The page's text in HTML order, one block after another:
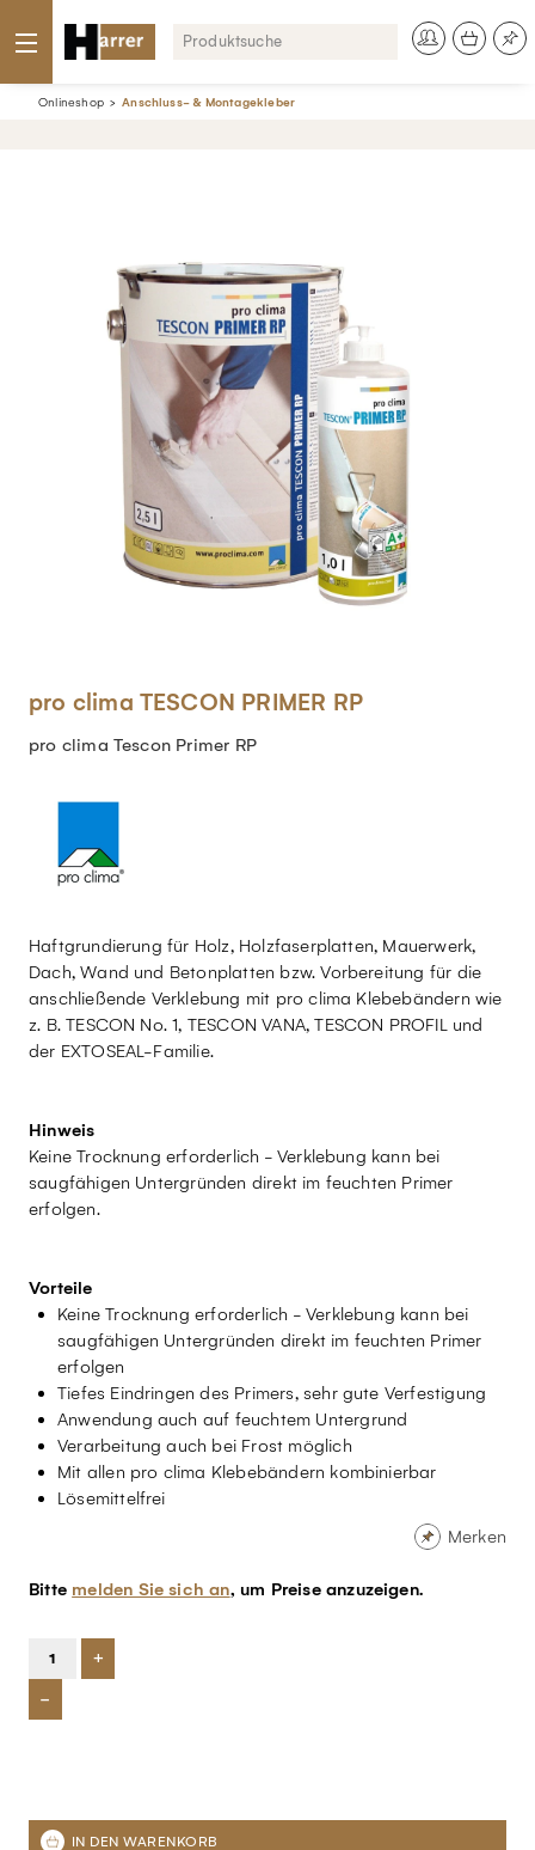
Onlineshop Anschluss- & Montagekleber
pro clima TESCON PRIMER RP
pro clima Tescon Primer RP
Haftgrundierung für Holz, Holzfaserplatten, Mauerwerk,
Dach, Wand und Betonplatten bzw. Vorbereitung für die
anschließende Verklebung mit pro clima Klebebändern wie
z. B. TESCON No. 1, TESCON VANA, TESCON PROFIL und
der EXTOSEAL-Familie.
Hinweis
Keine Trocknung erforderlich - Verklebung kann bei
saugfähigen Untergründen direkt im feuchten Primer
erfolgen.
Vorteile
Keine Trocknung erforderlich - Verklebung kann bei
saugfähigen Untergründen direkt im feuchten Primer
erfolgen
Tiefes Eindringen des Primers, sehr gute Verfestigung
Anwendung auch auf feuchtem Untergrund
Verarbeitung auch bei Frost möglich
Mit allen pro clima Klebebändern kombinierbar
Lösemittelfrei
Merken
Bitte melden Sie sich an, um Preise anzuzeigen.
+
-